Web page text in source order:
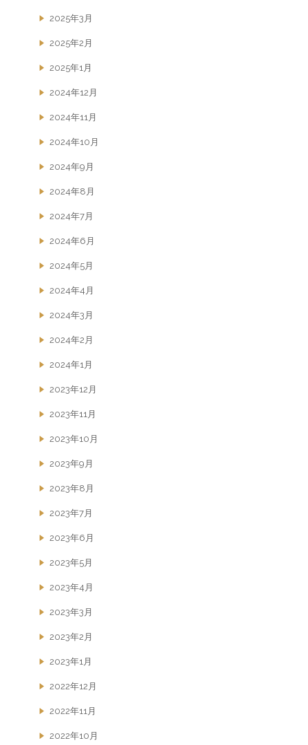
2025年3月
2025年2月
2025年1月
2024年12月
2024年11月
2024年10月
2024年9月
2024年8月
2024年7月
2024年6月
2024年5月
2024年4月
2024年3月
2024年2月
2024年1月
2023年12月
2023年11月
2023年10月
2023年9月
2023年8月
2023年7月
2023年6月
2023年5月
2023年4月
2023年3月
2023年2月
2023年1月
2022年12月
2022年11月
2022年10月